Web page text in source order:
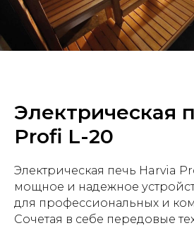
Электрическая
Profi L-20
Электрическая печь Harvia
мощное и надежное
для профессиональных и
Сочетая в себе передовые